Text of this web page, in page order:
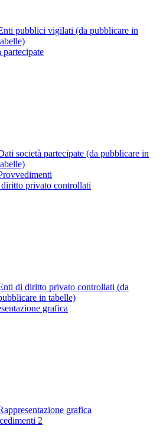
pubblici vigilati (da pubblicare in
partecipate
società partecipate (da pubblicare in
privato controllati
di diritto privato controllati (da
in tabelle)
grafica
grafica
2